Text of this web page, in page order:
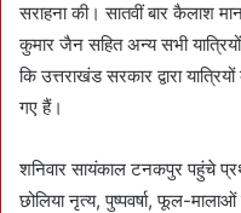
सराहना की। सातवीं बार कैलाश
कुमार जैन सहित अन्य सभी
कि उत्तराखंड सरकार द्वारा
गए हैं।
शनिवार सायंकाल टनकपुर पहुंचे
छोलिया नृत्य, पुष्पवर्षा, फूल-